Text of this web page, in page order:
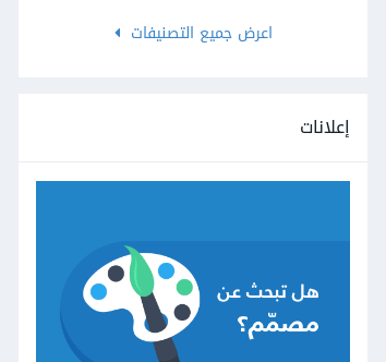
اعرض جميع التصنيفات
إعلانات